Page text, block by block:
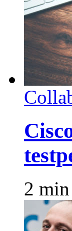
2 min